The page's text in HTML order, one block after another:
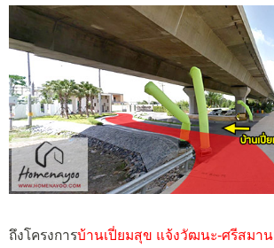
ถึงโครงการบ้านเปี่ยมสุข แจ้งวัฒนะ-ศรีสมาน